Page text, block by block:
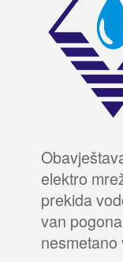
elektro
prekida
van